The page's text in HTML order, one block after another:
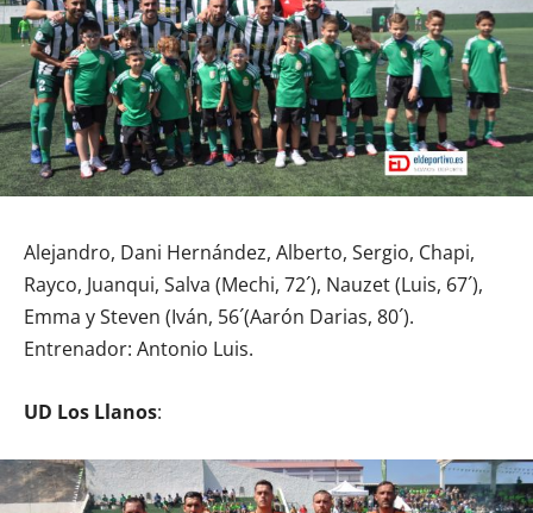
Alejandro, Dani Hernández, Alberto, Sergio, Chapi,
Rayco, Juanqui, Salva (Mechi, 72´), Nauzet (Luis, 67´),
Emma y Steven (Iván, 56´(Aarón Darias, 80´).
Entrenador: Antonio Luis.
UD Los Llanos: